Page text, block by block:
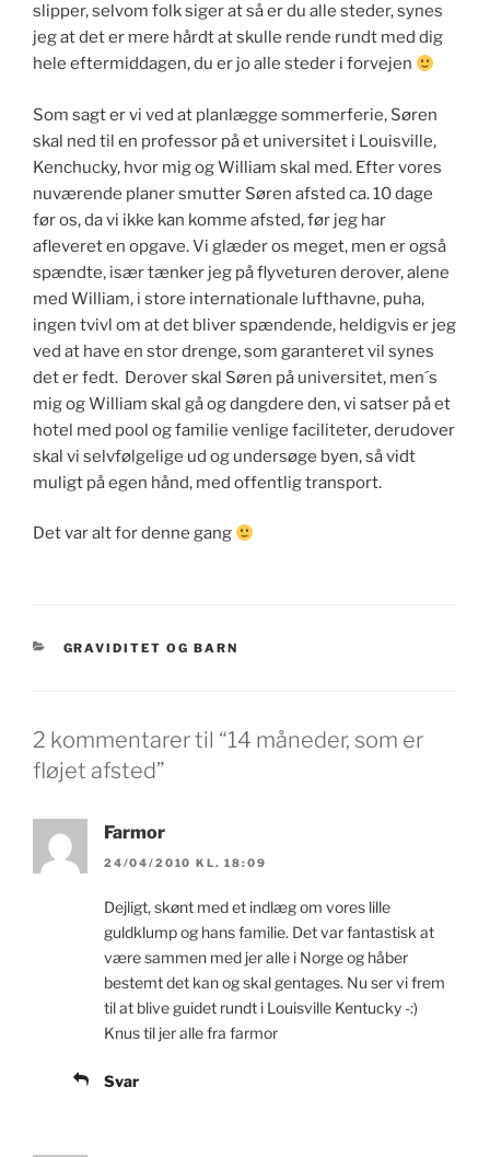
slipper, selvom folk siger at så er du alle steder, synes
jeg at det er mere hårdt at skulle rende rundt med dig
hele eftermiddagen, du er jo alle steder i forvejen
Som sagt er vi ved at planlægge sommerferie, Søren
skal ned til en professor på et universitet i Louisville,
Kenchucky, hvor mig og William skal med. Efter vores
nuværende planer smutter Søren afsted ca. 10 dage
før os, da vi ikke kan komme afsted, før jeg har
afleveret en opgave. Vi glæder os meget, men er også
spændte, især tænker jeg på flyveturen derover, alene
med William, i store internationale lufthavne, puha,
ingen tvivl om at det bliver spændende, heldigvis er jeg
ved at have en stor drenge, som garanteret vil synes
det er fedt. Derover skal Søren på universitet, men´s
mig og William skal gå og dangdere den, vi satser på et
hotel med pool og familie venlige faciliteter, derudover
skal vi selvfølgelige ud og undersøge byen, så vidt
muligt på egen hånd, med offentlig transport.
Det var alt for denne gang
KATEGORIER
GRAVIDITET OG BARN
2 kommentarer til “14 måneder, som er
fløjet afsted”
Farmor
24/04/2010 KL. 18:09
Dejligt, skønt med et indlæg om vores lille
guldklump og hans familie. Det var fantastisk at
være sammen med jer alle i Norge og håber
bestemt det kan og skal gentages. Nu ser vi frem
til at blive guidet rundt i Louisville Kentucky -:)
Knus til jer alle fra farmor
Svar